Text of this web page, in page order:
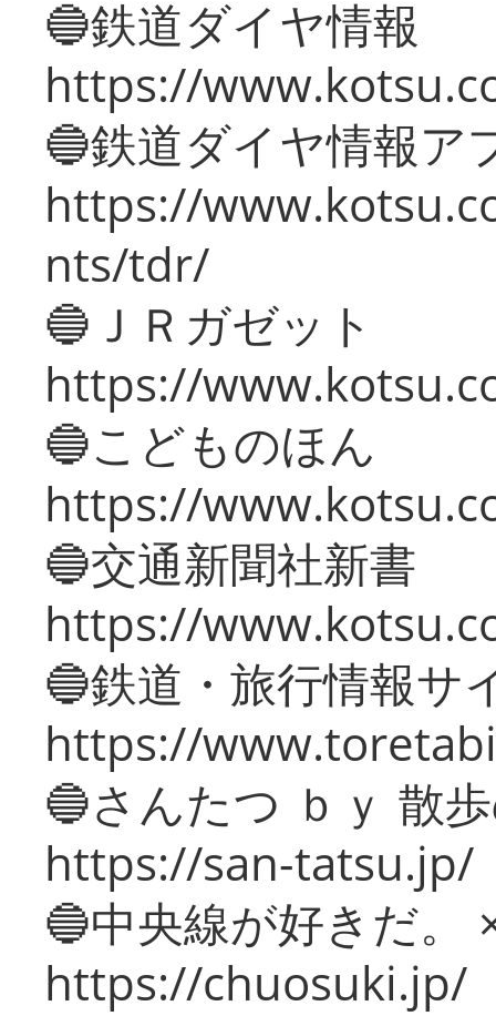
🔵鉄道ダイヤ情報
https://
🔵鉄道ダイヤ情報ア
https://
nts/tdr/
🔵ＪＲガゼット
https://
🔵こどものほん
https://
🔵交通新聞社新書
https://
🔵鉄道・旅行情報サ
https://
🔵さんたつ ｂｙ 散
https://san-tatsu.jp/
🔵中央線が好きだ。
https://chuosuki.jp/